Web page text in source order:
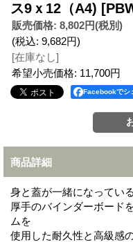
ス9ｘ12（A4)
販売価格: 8,802円(税別)
(税込: 9,682円)
[在庫なし]
希望小売価格: 11,700円
Facebookでシ
商品詳細
身と蓋が一緒になってい
厚手のバインダーボード
ムを
使用した耐久性と高級感